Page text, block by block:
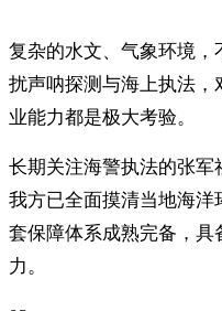
复杂的水文、气象环境
扰声呐探测与海上执法
业能力都是极大考验。
长期关注海警执法的张军
我方已全面摸清当地海
套保障体系成熟完备，
力。